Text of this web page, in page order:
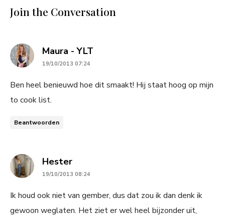
Join the Conversation
Maura - YLT
19/10/2013 07:24
Ben heel benieuwd hoe dit smaakt! Hij staat hoog op mijn
to cook list.
Beantwoorden
Hestersays:
19/10/2013 08:24
Ik houd ook niet van gember, dus dat zou ik dan denk ik
gewoon weglaten. Het ziet er wel heel bijzonder uit,